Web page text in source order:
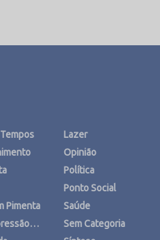
Pimenta
Lazer
Opinião
Política
Ponto Social
Saúde
Sem Categoria